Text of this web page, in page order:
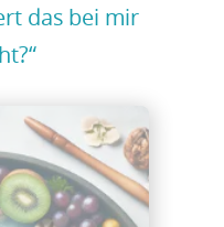
das bei mir